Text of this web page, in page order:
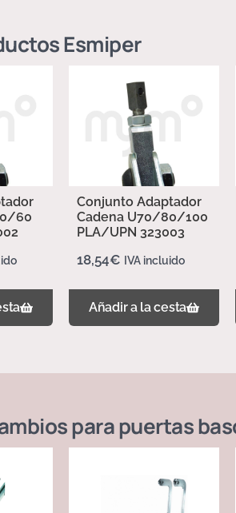
Esmiper
60
Conjunto Adaptador
Cadena U70/80/100
PLA/UPN 323003
18,54€ IVA incluido
Añadir a la cesta
para puertas